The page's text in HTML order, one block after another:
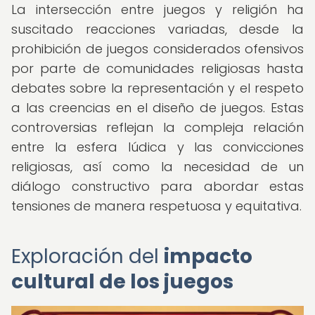
La intersección entre juegos y religión ha
suscitado reacciones variadas, desde la
prohibición de juegos considerados ofensivos
por parte de comunidades religiosas hasta
debates sobre la representación y el respeto
a las creencias en el diseño de juegos. Estas
controversias reflejan la compleja relación
entre la esfera lúdica y las convicciones
religiosas, así como la necesidad de un
diálogo constructivo para abordar estas
tensiones de manera respetuosa y equitativa.
Exploración del impacto
cultural de los juegos